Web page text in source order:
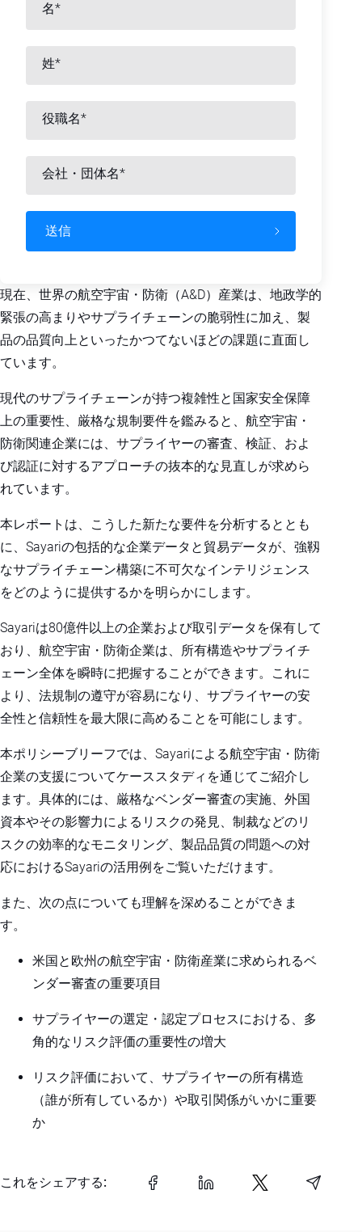
現在、世界の航空宇宙・防衛（A&D）産業は、地政学的
緊張の高まりやサプライチェーンの脆弱性に加え、製
品の品質向上といったかつてないほどの課題に直面し
ています。
現代のサプライチェーンが持つ複雑性と国家安全保障
上の重要性、厳格な規制要件を鑑みると、航空宇宙・
防衛関連企業には、サプライヤーの審査、検証、およ
び認証に対するアプローチの抜本的な見直しが求めら
れています。
本レポートは、こうした新たな要件を分析するととも
に、Sayariの包括的な企業データと貿易データが、強靱
なサプライチェーン構築に不可欠なインテリジェンス
をどのように提供するかを明らかにします。
Sayariは80億件以上の企業および取引データを保有して
おり、航空宇宙・防衛企業は、所有構造やサプライチ
ェーン全体を瞬時に把握することができます。これに
より、法規制の遵守が容易になり、サプライヤーの安
全性と信頼性を最大限に高めることを可能にします。
本ポリシーブリーフでは、Sayariによる航空宇宙・防衛
企業の支援についてケーススタディを通じてご紹介し
ます。具体的には、厳格なベンダー審査の実施、外国
資本やその影響力によるリスクの発見、制裁などのリ
スクの効率的なモニタリング、製品品質の問題への対
応におけるSayariの活用例をご覧いただけます。
また、次の点についても理解を深めることができま
す。
米国と欧州の航空宇宙・防衛産業に求められるベ
ンダー審査の重要項目
サプライヤーの選定・認定プロセスにおける、多
角的なリスク評価の重要性の増大
リスク評価において、サプライヤーの所有構造
（誰が所有しているか）や取引関係がいかに重要
か
これをシェアする:
名*
姓*
役職名*
会社・団体名*